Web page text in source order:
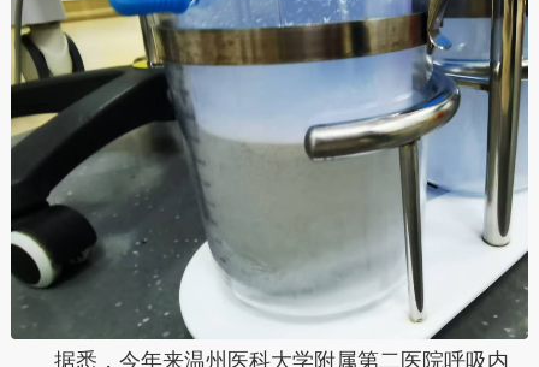
据悉，今年来温州医科大学附属第二医院呼吸内